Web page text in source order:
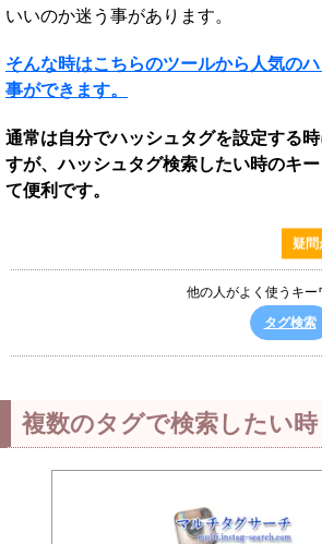
いいのか迷う事があります。
そんな時はこちらのツールから人気の
事ができます。
通常は自分でハッシュタグを設定する
すが、ハッシュタグ検索したい時のキ
て便利です。
疑問
他の人がよく使うキ
タグ検索
複数のタグで検索したい時